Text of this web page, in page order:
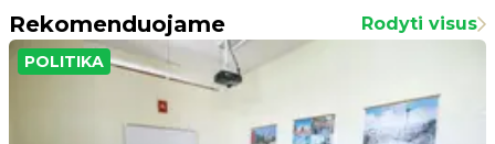
Rekomenduojame Rodyti visus
POLITIKA